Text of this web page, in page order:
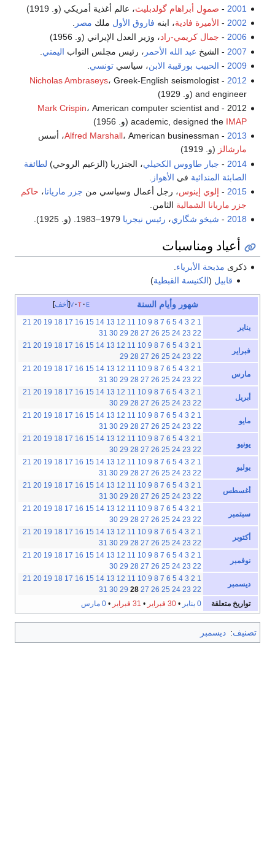
2001
- صموِل أبراهام گولدبليث، عالم أغذية أمريكي (و. 1919)
2002
- الأميرة فادية، ابنه فاروق الأول ملك مصر
2006
- جمال كريمي-راد، وزير العدل الإيراني (و. 1956)
2007 - الشيخ عبد الله الأحمر ، رئيس مجلس النواب اليمني
2009
- الحبيب بورقيبة الابن، سياسيتونسي
2012
-
Nicholas Ambraseys، Greek-English seismologist
and engineer (و. 1929)
2012 -
Mark Crispin، American computer scientist and
academic, designed the IMAP
(و. 1956)
2013
-
Alfred Marshall، American businessman، أسس
مارشالز (و. 1919)
2014
- جبار طاووس الكحيلي، الجنزربا (الزعيم الروحي) لطائفة
الصابئة المندائية في الأهواز
2015
- إلوي إينوس، رجل أعمال وسياسي من جزر ماريانا، حاكم
جزر ماريانا الشمالية الثامن.
2018
- شيخو شگاري، رئيس نيجريا 1979–1983. (و. 1925).
أعياد ومناسبات
ذكرى مذبحة الأبرياء
قابيل (الكنيسة القبطية)
أخف v t e شهور وأيام السنة
يناير
1
2
3
4
5
6
7
8
9
10
11
12
13
14
15
16
17
18
19
20
21
22
23
24
25
26
27
28
29
30
31
فبراير
1
2
3
4
5
6
7
8
9
10
11
12
13
14
15
16
17
18
19
20
21
22
23
24
25
26
27
28
29
مارس
1
2
3
4
5
6
7
8
9
10
11
12
13
14
15
16
17
18
19
20
21
22
23
24
25
26
27
28
29
30
31
أبريل
1
2
3
4
5
6
7
8
9
10
11
12
13
14
15
16
17
18
19
20
21
22
23
24
25
26
27
28
29
30
مايو
1
2
3
4
5
6
7
8
9
10
11
12
13
14
15
16
17
18
19
20
21
22
23
24
25
26
27
28
29
30
31
يونيو
1
2
3
4
5
6
7
8
9
10
11
12
13
14
15
16
17
18
19
20
21
22
23
24
25
26
27
28
29
30
يوليو
1
2
3
4
5
6
7
8
9
10
11
12
13
14
15
16
17
18
19
20
21
22
23
24
25
26
27
28
29
30
31
أغسطس
1
2
3
4
5
6
7
8
9
10
11
12
13
14
15
16
17
18
19
20
21
22
23
24
25
26
27
28
29
30
31
سبتمبر
1
2
3
4
5
6
7
8
9
10
11
12
13
14
15
16
17
18
19
20
21
22
23
24
25
26
27
28
29
30
أكتوبر
1
2
3
4
5
6
7
8
9
10
11
12
13
14
15
16
17
18
19
20
21
22
23
24
25
26
27
28
29
30
31
نوفمبر
1
2
3
4
5
6
7
8
9
10
11
12
13
14
15
16
17
18
19
20
21
22
23
24
25
26
27
28
29
30
ديسمبر
1
2
3
4
5
6
7
8
9
10
11
12
13
14
15
16
17
18
19
20
21
22
23
24
25
26
27
28
29
30
31
تواريخ متعلقة
0 يناير •30 فبراير • 31 فبراير •0 مارس
تصنيف: ديسمبر